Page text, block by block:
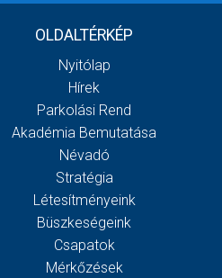
OLDALTÉRKÉP
Nyitólap
Hírek
Parkolási Rend
Akadémia Bemutatása
Névadó
Stratégia
Létesítményeink
Büszkeségeink
Csapatok
Mérkőzések